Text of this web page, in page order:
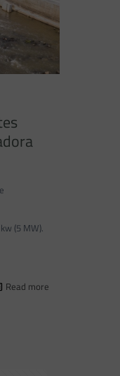
(5 MW).
Read more